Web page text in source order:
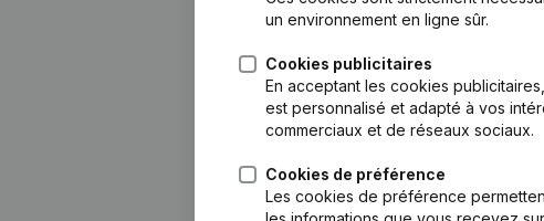
un environnement en ligne sûr.
Cookies publicitaires
En acceptant les cookies
est personnalisé et adapté à vos
commerciaux et de réseaux sociaux.
Cookies de préférence
Les cookies de préférence